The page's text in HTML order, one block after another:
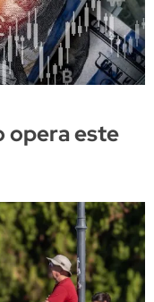
opera este